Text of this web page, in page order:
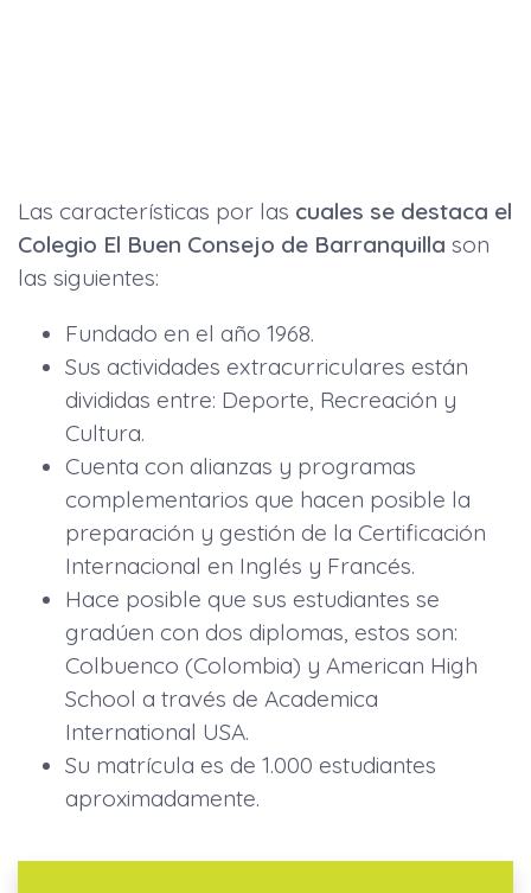
Las características por las cuales se destaca el
Colegio El Buen Consejo de Barranquilla son
las siguientes:
Fundado en el año 1968.
Sus actividades extracurriculares están
divididas entre: Deporte, Recreación y
Cultura.
Cuenta con alianzas y programas
complementarios que hacen posible la
preparación y gestión de la Certificación
Internacional en Inglés y Francés.
Hace posible que sus estudiantes se
gradúen con dos diplomas, estos son:
Colbuenco (Colombia) y American High
School a través de Academica
International USA.
Su matrícula es de 1.000 estudiantes
aproximadamente.